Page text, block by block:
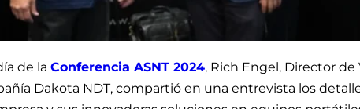
de la Conferencia ASNT 2024, Rich Engel, Director de
Dakota NDT, compartió en una entrevista los